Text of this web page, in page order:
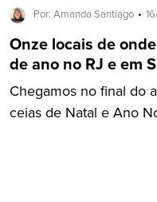
Por: Amanda Santiago
Onze locais de
de ano no RJ e em
Chegamos no final do
ceias de Natal e Ano